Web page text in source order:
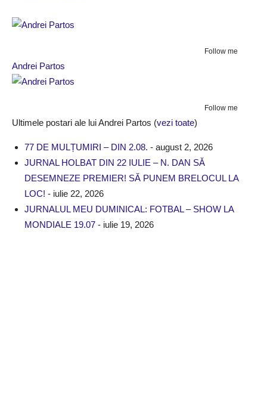
Follow me
Andrei Partos
Follow me
Ultimele postari ale lui Andrei Partos (vezi toate)
77 DE MULȚUMIRI – DIN 2.08. - august 2, 2026
JURNAL HOLBAT DIN 22 IULIE – N. DAN SĂ
DESEMNEZE PREMIER! SĂ PUNEM BRELOCUL LA
LOC! - iulie 22, 2026
JURNALUL MEU DUMINICAL: FOTBAL – SHOW LA
MONDIALE 19.07 - iulie 19, 2026